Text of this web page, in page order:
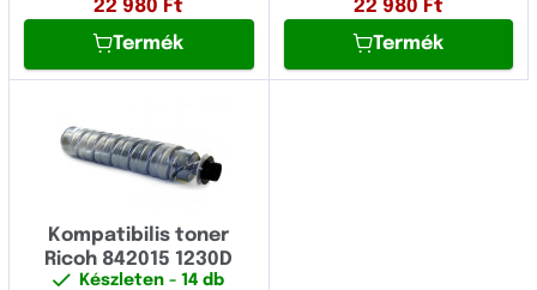
Lexmark
Novus
OKI
Olivetti
Gestetner
IM
LD
22 980 Ft
Termék
22 980 Ft
Termék
Kompatibilis toner
Ricoh 842015 1230D
Készleten- 14 db